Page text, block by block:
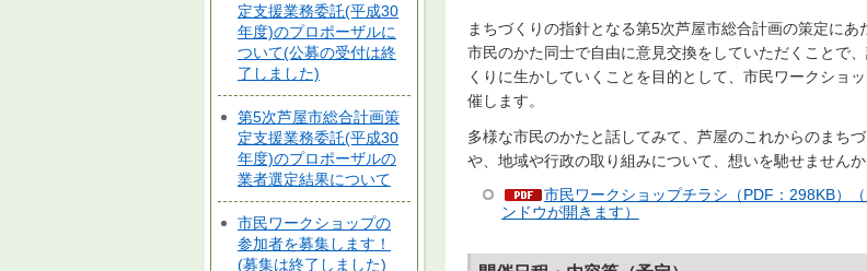
定支援業務委託(平成30
年度)のプロポーザルに
ついて(公募の受付は終
了しました)
第5次芦屋市総合計画策
定支援業務委託(平成30
年度)のプロポーザルの
業者選定結果について
市民ワークショップの
参加者を募集します！
(募集は終了しました)
まちづくりの指針となる第5次芦屋市総合計画の策定にあ
市民のかた同士で自由に意見交換をしていただくことで
くりに生かしていくことを目的として、市民ワークショ
催します。
多様な市民のかたと話してみて、芦屋のこれからのまちづ
や、地域や行政の取り組みについて、想いを馳せませんか
市民ワークショップチラシ（PDF：298KB）（
ンドウが開きます）